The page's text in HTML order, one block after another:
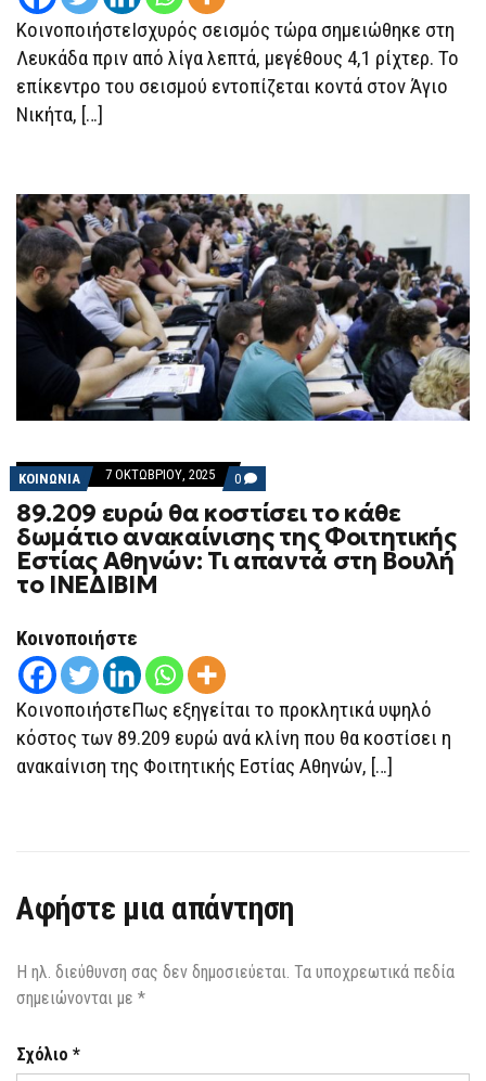
ΚοινοποιήστεΙσχυρός σεισμός τώρα σημειώθηκε στη
Λευκάδα πριν από λίγα λεπτά, μεγέθους 4,1 ρίχτερ. Το
επίκεντρο του σεισμού εντοπίζεται κοντά στον Άγιο
Νικήτα, […]
ΚΟΙΝΩΝΙΑ 7 ΟΚΤΩΒΡΊΟΥ, 2025 0 COMMENTS
ON
89.209
ΕΥΡΏ
ΘΑ
ΚΟΣΤΊΣΕΙ
ΤΙ
ΑΠΑΝΤΆ
ΣΤΗ
ΒΟΥΛΉ
ΤΟ
89.209 ευρώ θα κοστίσει το κάθε
δωμάτιο ανακαίνισης της Φοιτητικής
Εστίας Αθηνών: Τι απαντά στη Βουλή
το ΙΝΕΔΙΒΙΜ
Κοινοποιήστε
ΚοινοποιήστεΠως εξηγείται το προκλητικά υψηλό
κόστος των 89.209 ευρώ ανά κλίνη που θα κοστίσει η
ανακαίνιση της Φοιτητικής Εστίας Αθηνών, […]
Αφήστε μια απάντηση
Η ηλ. διεύθυνση σας δεν δημοσιεύεται. Τα υποχρεωτικά πεδία
σημειώνονται με *
Σχόλιο *